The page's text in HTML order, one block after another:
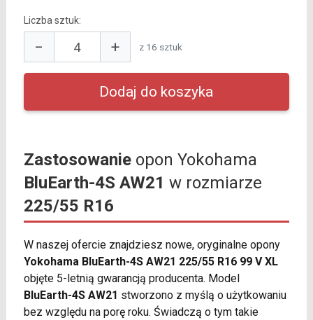
Liczba sztuk:
− + z 16 sztuk
Zastosowanieopon Yokohama
BluEarth-4S AW21 w rozmiarze
225/55 R16
W naszej ofercie znajdziesz nowe, oryginalne opony
Yokohama BluEarth-4S AW21 225/55 R16 99 V XL
objęte 5-letnią gwarancją producenta. Model
BluEarth-4S AW21 stworzono z myślą o użytkowaniu
bez względu na porę roku. Świadczą o tym takie